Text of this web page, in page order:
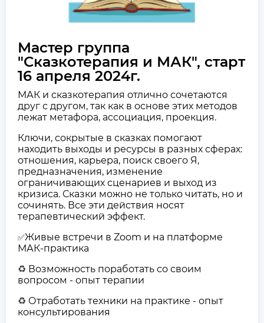
Мастер группа
"Сказкотерапия и МАК", старт
16 апреля 2024г.
МАК и сказкотерапия отлично сочетаются
друг с другом, так как в основе этих методов
лежат метафора, ассоциация, проекция.
Ключи, сокрытые в сказках помогают
находить выходы и ресурсы в разных сферах:
отношения, карьера, поиск своего Я,
предназначения, изменение
ограничивающих сценариев и выход из
кризиса. Сказки можно не только читать, но и
сочинять. Все эти действия носят
терапевтический эффект.
✅Живые встречи в Zoom и на платформе
МАК-практика
♻️ Возможность поработать со своим
вопросом - опыт терапии
♻️ Отработать техники на практике - опыт
консультирования